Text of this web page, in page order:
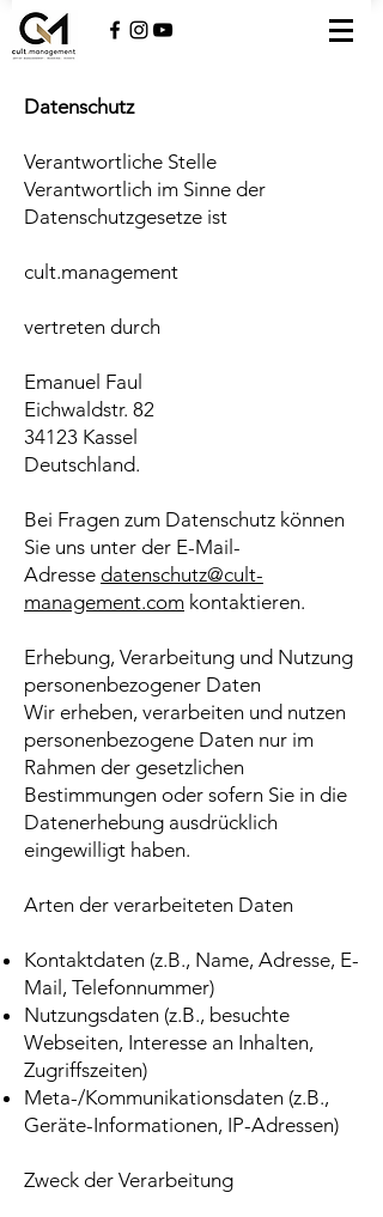
Datenschutz
Verantwortliche Stelle
Verantwortlich im Sinne der
Datenschutzgesetze ist
cult.management
vertreten durch
Emanuel Faul
Eichwaldstr. 82
34123 Kassel
Deutschland.
Bei Fragen zum Datenschutz können
Sie uns unter der E-Mail-
Adresse datenschutz@cult-
management.com kontaktieren.
Erhebung, Verarbeitung und Nutzung
personenbezogener Daten
Wir erheben, verarbeiten und nutzen
personenbezogene Daten nur im
Rahmen der gesetzlichen
Bestimmungen oder sofern Sie in die
Datenerhebung ausdrücklich
eingewilligt haben.
Arten der verarbeiteten Daten
Kontaktdaten (z.B., Name, Adresse, E-
Mail, Telefonnummer)
Nutzungsdaten (z.B., besuchte
Webseiten, Interesse an Inhalten,
Zugriffszeiten)
Meta-/Kommunikationsdaten (z.B.,
Geräte-Informationen, IP-Adressen)
Zweck der Verarbeitung